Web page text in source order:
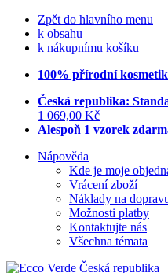
Zpět do hlavního menu
k obsahu
k nákupnímu košíku
100% přírodní
Česká republika:
1 069,00 Kč
Alespoň 1 vzorek
Nápověda
Kde je moje
Vrácení zboží
Náklady na
Možnosti platby
Kontaktujte nás
Všechna témata